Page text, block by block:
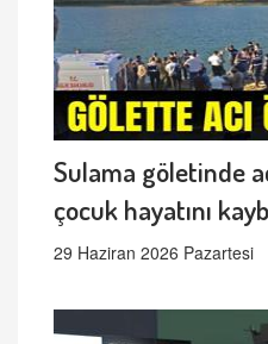
Sulama göletinde
çocuk hayatını
29 Haziran 2026 Pazartesi